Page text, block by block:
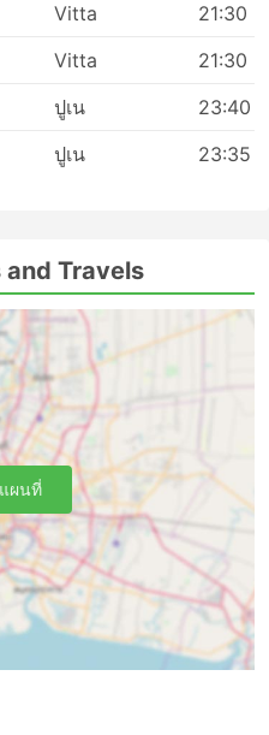
Vitta
21:30
Vitta
21:30
ปูเน
23:40
ปูเน 23:35
and Travels
ผนที่